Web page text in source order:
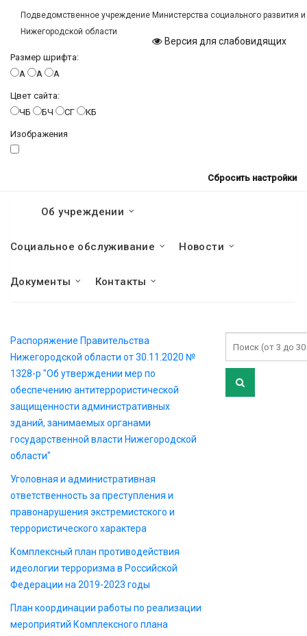
Подведомственное учреждение Министерства социального развития
Нижегородской области
Версия для слабовидящих
Размер шрифта:
A
A A
Цвет сайта:
ЧБ
БЧ СГ КБ
Изображения
Сбросить настройки
Об учреждении
Социальное обслуживание Новости
Документы Контакты
Распоряжение Правительства
Нижегородской области от 30.11.2020 №
1328-р "Об утверждении мер по
обеспечению антитеррористической
защищенности административных
зданий, занимаемых органами
государственной власти Нижегородской
области"
Уголовная и административная
ответственность за преступления и
правонарушения экстремистского и
террористического характера
Комплексный план противодействия
идеологии терроризма в Российской
Федерации на 2019-2023 годы
План координации работы по реализации
мероприятий Комплексного плана